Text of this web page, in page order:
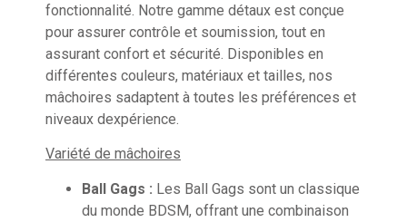
fonctionnalité. Notre gamme détaux est conçue
pour assurer contrôle et soumission, tout en
assurant confort et sécurité. Disponibles en
différentes couleurs, matériaux et tailles, nos
mâchoires sadaptent à toutes les préférences et
niveaux dexpérience.
Variété de mâchoires
Ball Gags : Les Ball Gags sont un classique
du monde BDSM, offrant une combinaison